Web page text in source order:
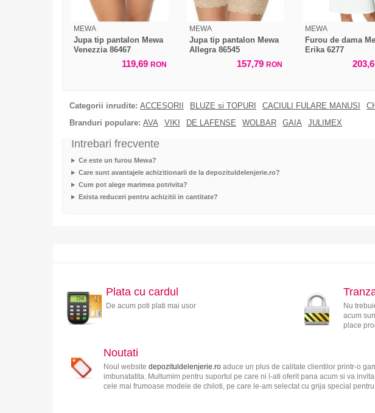
MEWA
Jupa tip pantalon Mewa
Venezzia 86467
119,69 RON
MEWA
Jupa tip pantalon Mewa
Allegra 86545
157,79 RON
MEWA
Furou de dama
Erika 6277
Categorii inrudite: ACCESORII BLUZE si TOPURI CACIULI FULARE MANUSI
Branduri populare: AVA VIKI DE LAFENSE WOLBAR GAIA JULIMEX
Intrebari frecvente
Ce este un furou Mewa?
Care sunt avantajele achizitionarii de la depozituldelenjerie.ro?
Cum pot alege marimea potrivita?
Exista reduceri pentru achizitii in cantitate?
Plata cu cardul
De acum poti plati mai usor
Nu
acum
place
Noutati
Noul website depozituldelenjerie.roaduce un plus de calitate clientilor printr-o
imbunatatita. Multumim pentru suportul pe care ni l-ati oferit pana acum si va
cele mai frumoase modele de chiloti, pe care le-am selectat cu grija special